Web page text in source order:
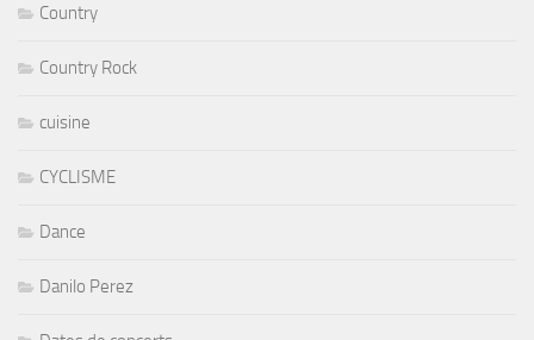
Country
Country Rock
cuisine
CYCLISME
Dance
Danilo Perez